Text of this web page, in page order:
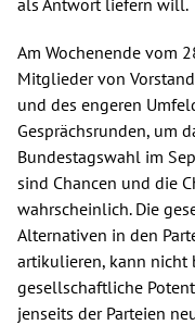
Am Wochenende vom
Mitglieder von
und des engeren
Gesprächsrunden, um
Bundestagswahl im
sind Chancen und die
wahrscheinlich. Die
Alternativen in den
artikulieren, kann nicht
gesellschaftliche
jenseits der Parteien